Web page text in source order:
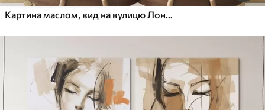
Картина маслом, вид на вулицю Лондона в чорно-білих тонах